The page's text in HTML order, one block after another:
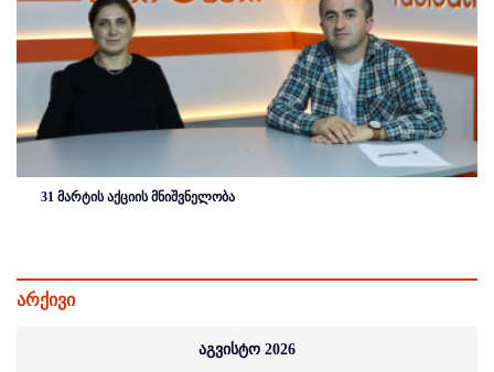
31 მარტის აქციის მნიშვნელობა
არქივი
აგვისტო 2026